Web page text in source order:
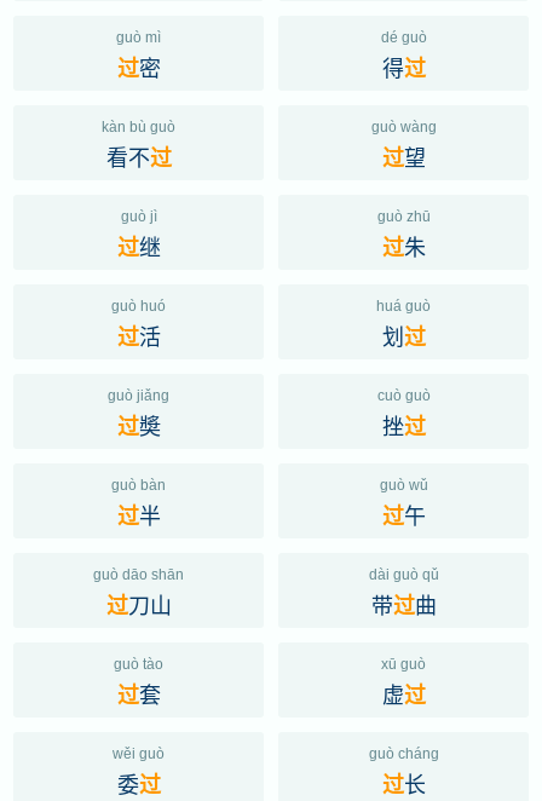
guò mì
过密
dé guò
得过
kàn bù guò
看不过
guò wàng
过望
guò jì
过继
guò zhū
过朱
guò huó
过活
huá guò
划过
guò jiǎng
过奬
cuò guò
挫过
guò bàn
过半
guò wǔ
过午
guò dāo shān
过刀山
dài guò qǔ
带过曲
guò tào
过套
xū guò
虚过
wěi guò
委过
guò cháng
过长